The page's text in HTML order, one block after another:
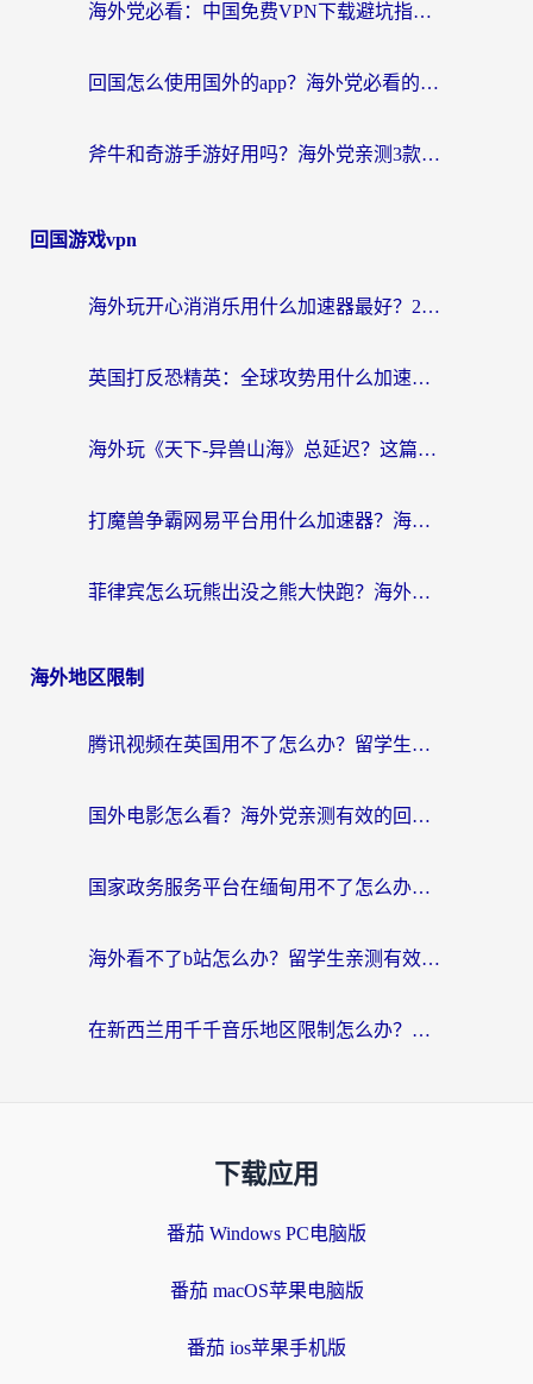
海外党必看：中国免费VPN下载避坑指南 + 无缝访问国内资源的终极方案
回国怎么使用国外的app？海外党必看的无缝访问国内资源全攻略
斧牛和奇游手游好用吗？海外党亲测3款回国加速器，选对才能无缝刷国内资源
回国游戏vpn
海外玩开心消消乐用什么加速器最好？2026真实体验指南，告别延迟卡顿
英国打反恐精英：全球攻势用什么加速器？2026年实测有效的国服游戏加速指南
海外玩《天下-异兽山海》总延迟？这篇延迟加速器指南帮你告别卡顿（附日本玩Sky光·遇最高警戒解决方案）
打魔兽争霸网易平台用什么加速器？海外党亲测有效的国服游戏加速指南
菲律宾怎么玩熊出没之熊大快跑？海外党国服游戏加速终极攻略（附3款热门游戏实测）
海外地区限制
腾讯视频在英国用不了怎么办？留学生亲测有效的回国加速器指南
国外电影怎么看？海外党亲测有效的回国加速器选择指南
国家政务服务平台在缅甸用不了怎么办？海外华人必看的回国加速全攻略
海外看不了b站怎么办？留学生亲测有效的回国加速器选择攻略，解决豆瓣音乐、美团外卖难题
在新西兰用千千音乐地区限制怎么办？海外华人必备的回国加速解决方案
下载应用
番茄 Windows PC电脑版
番茄 macOS苹果电脑版
番茄 ios苹果手机版